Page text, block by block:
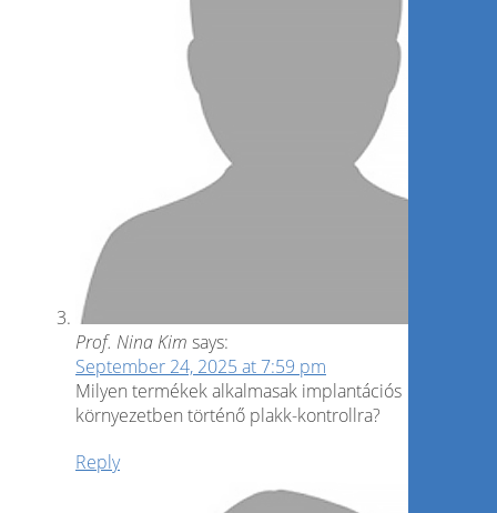
Prof. Nina Kim says:
September 24, 2025 at 7:59 pm
Milyen termékek alkalmasak implantációs
környezetben történő plakk-kontrollra?
Reply